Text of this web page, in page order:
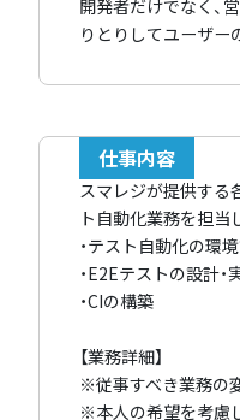
開発者だけでなく、
りとりしてユーザー
仕事内容
スマレジが提供する
ト自動化業務を担当
・テスト自動化の環
・E2Eテストの設計・
・CIの構築
【業務詳細】
※従事すべき業務の
※本人の希望を考慮